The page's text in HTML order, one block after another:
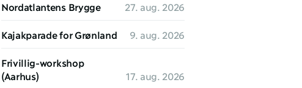
Nordatlantens Brygge
27. aug. 2026
Kajakparade for Grønland 9. aug. 2026
Frivillig-workshop
(Aarhus)
17. aug. 2026